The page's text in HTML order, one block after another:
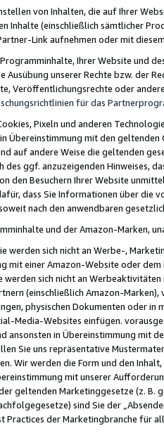
von Inhalten, die auf Ihrer
Inhalte (einschließlich sämtlicher
Link aufnehmen oder mit
Ihrer Website und
Ausübung unserer Rechte bzw. der
Veröffentlichungsrechte oder
für das
Pixeln und anderen
Übereinstimmung mit den
auf andere Weise die geltenden
des ggf. anzuzeigenden Hinweises,
den Besuchern Ihrer Website
dass Sie Informationen über die
nach den anwendbaren
und der Amazon-Marken,
werden sich nicht an Werbe-,
mit einer Amazon-Website oder
werden sich nicht an
(einschließlich Amazon-
physischen Dokumenten oder in
Media-Websites einfügen.
ansonsten in Übereinstimmung mit
Sie uns repräsentative
Wir werden die Form und den
mit unserer
geltenden Marketinggesetze (z. B.
sind Sie der
Practices der Marketingbranche für